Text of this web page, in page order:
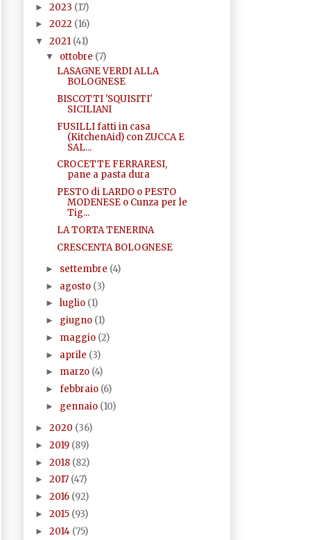
► 2023 (17)
► 2022 (16)
▼ 2021 (41)
▼ ottobre (7)
LASAGNE VERDI ALLA
BOLOGNESE
BISCOTTI 'SQUISITI'
SICILIANI
FUSILLI fatti in casa
(KitchenAid) con ZUCCA E
SAL...
CROCETTE FERRARESI,
pane a pasta dura
PESTO di LARDO o PESTO
MODENESE o Cunza per le
Tig...
LA TORTA TENERINA
CRESCENTA BOLOGNESE
► settembre (4)
► agosto (3)
►luglio (1)
► giugno (1)
► maggio (2)
► aprile (3)
► marzo (4)
►febbraio (6)
► gennaio (10)
► 2020 (36)
► 2019 (89)
► 2018 (82)
► 2017 (47)
► 2016 (92)
► 2015 (93)
► 2014 (75)